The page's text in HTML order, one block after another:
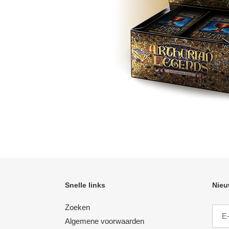
Snelle links
Zoeken
Algemene voorwaarden